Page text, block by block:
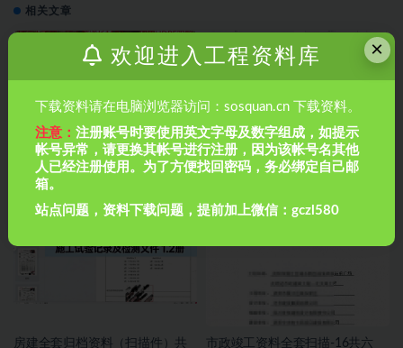
相关文章
市政管道排水工程如何做闭水试
验？市政管道排水工程如何做闭
水试验？
房建全套归档资料（扫描件）共
测文件 2.2册
房建全套归档资料（扫描件）共
市政竣工资料全套扫描-16共六
×
欢迎进入工程资料库
下载资料请在电脑浏览器访问：sosquan.cn 下载资料。
注意：注册账号时要使用英文字母及数字组成，如提示
帐号异常，请更换其帐号进行注册，因为该帐号名其他
人已经注册使用。为了方便找回密码，务必绑定自己邮
箱。
站点问题，资料下载问题，提前加上微信：gczl580